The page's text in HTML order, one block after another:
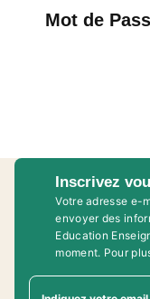
Mot de
Inscrivez
Votre adresse e-
envoyer des
Education
moment. Pour